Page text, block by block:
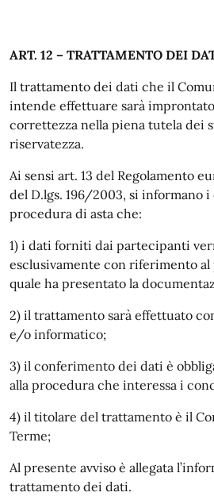
ART. 12 – TRATTAMENTO DEI
Il trattamento dei dati che il
intende effettuare sarà
correttezza nella piena tutela dei
riservatezza.
Ai sensi art. 13 del Regolamento
del D.lgs. 196/2003, si informano
procedura di asta che:
1) i dati forniti dai partecipanti
esclusivamente con riferimento
quale ha presentato la
2) il trattamento sarà effettuato
e/o informatico;
3) il conferimento dei dati è
alla procedura che interessa i
4) il titolare del trattamento è il
Terme;
Al presente avviso è allegata
trattamento dei dati.